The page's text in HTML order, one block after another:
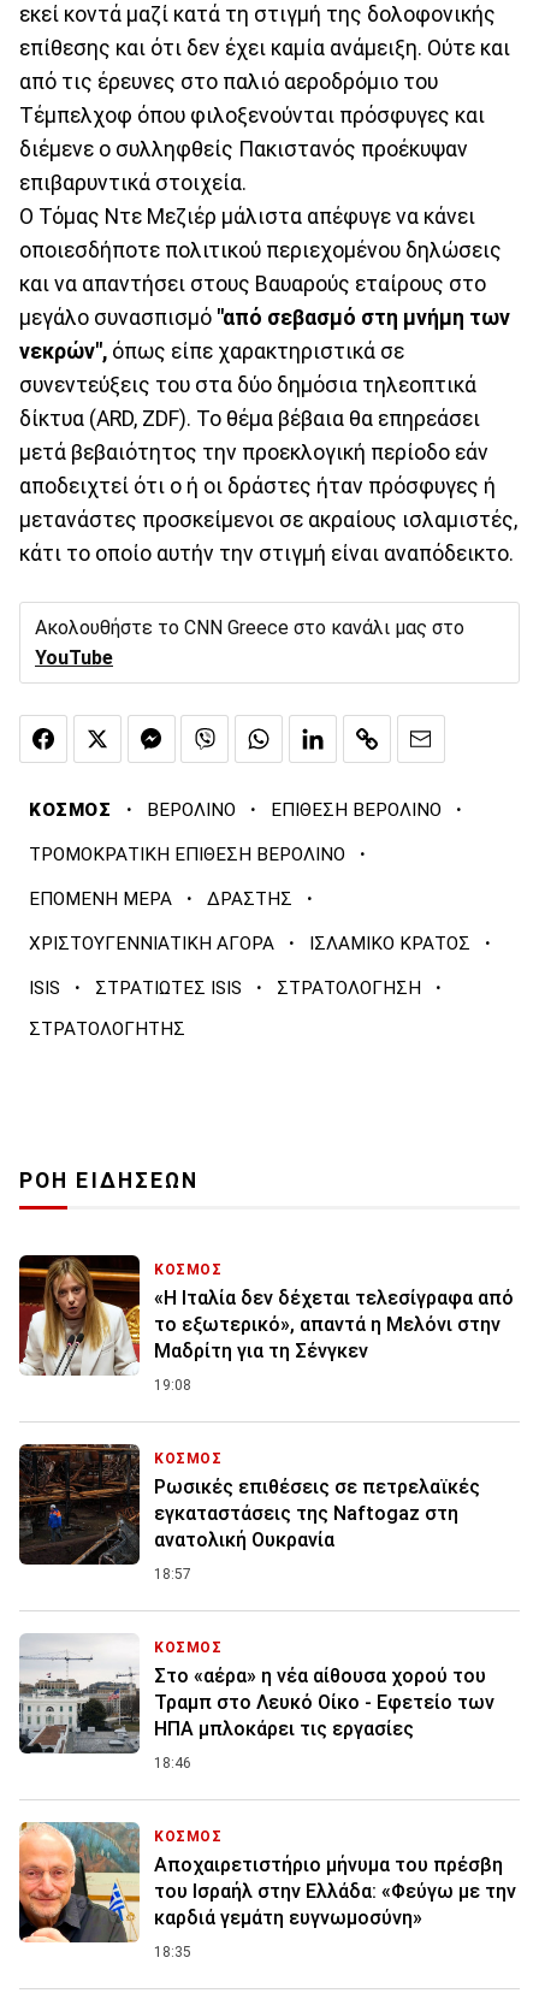
εκεί κοντά μαζί κατά τη στιγμή της δολοφονικής
επίθεσης και ότι δεν έχει καμία ανάμειξη. Ούτε και
από τις έρευνες στο παλιό αεροδρόμιο του
Τέμπελχοφ όπου φιλοξενούνται πρόσφυγες και
διέμενε ο συλληφθείς Πακιστανός προέκυψαν
επιβαρυντικά στοιχεία.
Ο Τόμας Ντε Μεζιέρ μάλιστα απέφυγε να κάνει
οποιεσδήποτε πολιτικού περιεχομένου δηλώσεις
και να απαντήσει στους Βαυαρούς εταίρους στο
μεγάλο συνασπισμό "από σεβασμό στη μνήμη των
νεκρών", όπως είπε χαρακτηριστικά σε
συνεντεύξεις του στα δύο δημόσια τηλεοπτικά
δίκτυα (ARD, ZDF). Το θέμα βέβαια θα επηρεάσει
μετά βεβαιότητος την προεκλογική περίοδο εάν
αποδειχτεί ότι ο ή οι δράστες ήταν πρόσφυγες ή
μετανάστες προσκείμενοι σε ακραίους ισλαμιστές,
κάτι το οποίο αυτήν την στιγμή είναι αναπόδεικτο.
Ακολουθήστε το CNN Greece στο κανάλι μας στο
YouTube
ΚΟΣΜΟΣ · ΒΕΡΟΛΙΝΟ · ΕΠΙΘΕΣΗ ΒΕΡΟΛΙΝΟ ·
ΤΡΟΜΟΚΡΑΤΙΚΗ ΕΠΙΘΕΣΗ ΒΕΡΟΛΙΝΟ ·
ΕΠΟΜΕΝΗ ΜΕΡΑ · ΔΡΑΣΤΗΣ ·
ΧΡΙΣΤΟΥΓΕΝΝΙΑΤΙΚΗ ΑΓΟΡΑ · ΙΣΛΑΜΙΚΟ ΚΡΑΤΟΣ ·
ISIS · ΣΤΡΑΤΙΩΤΕΣ ISIS · ΣΤΡΑΤΟΛΟΓΗΣΗ ·
ΣΤΡΑΤΟΛΟΓΗΤΗΣ
ΡΟΗ ΕΙΔΗΣΕΩΝ
ΚΟΣΜΟΣ
«Η Ιταλία δεν δέχεται τελεσίγραφα από
το εξωτερικό», απαντά η Μελόνι στην
Μαδρίτη για τη Σένγκεν
19:08
ΚΟΣΜΟΣ
Ρωσικές επιθέσεις σε πετρελαϊκές
εγκαταστάσεις της Naftogaz στη
ανατολική Ουκρανία
18:57
ΚΟΣΜΟΣ
Στο «αέρα» η νέα αίθουσα χορού του
Τραμπ στο Λευκό Οίκο - Εφετείο των
ΗΠΑ μπλοκάρει τις εργασίες
18:46
ΚΟΣΜΟΣ
Αποχαιρετιστήριο μήνυμα του πρέσβη
του Ισραήλ στην Ελλάδα: «Φεύγω με την
καρδιά γεμάτη ευγνωμοσύνη»
18:35